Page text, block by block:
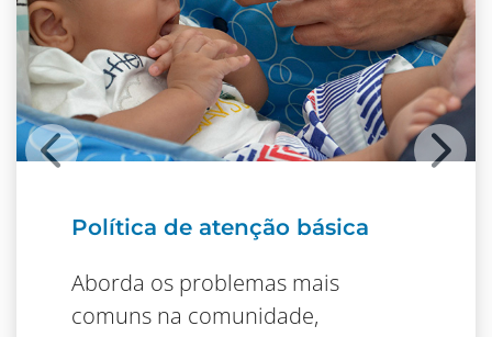
Política de atenção básica
Aborda os problemas mais
comuns na comunidade,
Anterior